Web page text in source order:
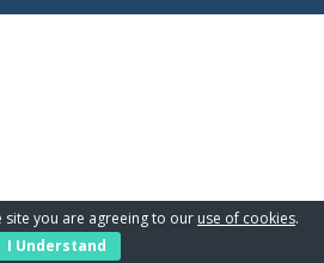
you are agreeing to our use of cookies.
I Understand